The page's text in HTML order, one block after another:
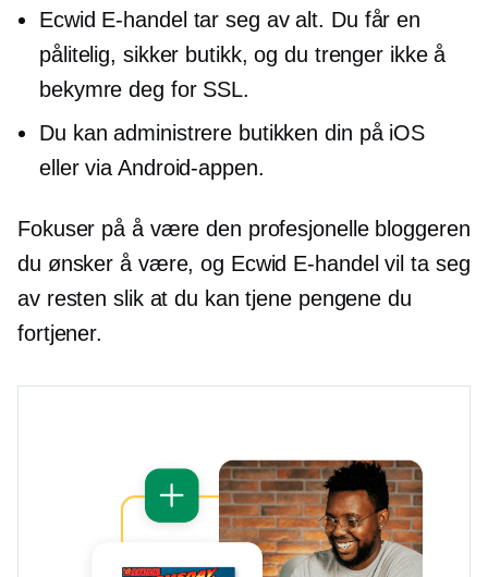
Ecwid E-handel tar seg av alt. Du får en
pålitelig, sikker butikk, og du trenger ikke å
bekymre deg for SSL.
Du kan administrere butikken din på iOS
eller via Android-appen.
Fokuser på å være den profesjonelle bloggeren
du ønsker å være, og Ecwid E-handel vil ta seg
av resten slik at du kan tjene pengene du
fortjener.